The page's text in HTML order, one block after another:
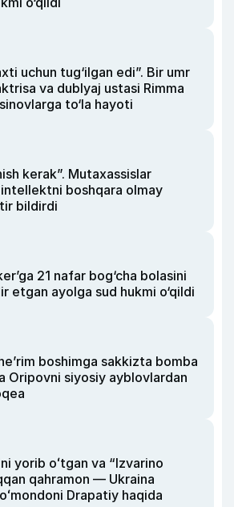
uchun tug‘ilgan edi”. Bir umr
va dublyaj ustasi Rimma
to‘la hayoti
kerak”. Mutaxassislar
intellektni boshqara olmay
bildirdi
21 nafar bog‘cha bolasini
etgan ayolga sud hukmi o‘qildi
boshimga sakkizta bomba
Oripovni siyosiy ayblovlardan
yorib oʻtgan va “Izvarino
qahramon — Ukraina
Drapatiy haqida